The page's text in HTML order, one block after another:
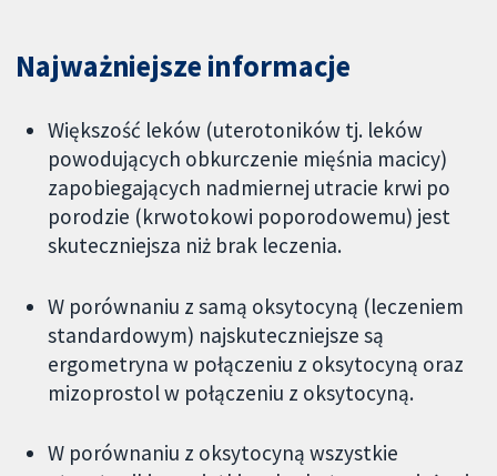
Najważniejsze informacje
Większość leków (uterotoników tj. leków
powodujących obkurczenie mięśnia macicy)
zapobiegających nadmiernej utracie krwi po
porodzie (krwotokowi poporodowemu) jest
skuteczniejsza niż brak leczenia.
W porównaniu z samą oksytocyną (leczeniem
standardowym) najskuteczniejsze są
ergometryna w połączeniu z oksytocyną oraz
mizoprostol w połączeniu z oksytocyną.
W porównaniu z oksytocyną wszystkie